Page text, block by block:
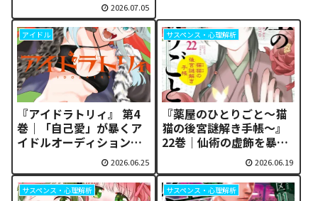
2026.07.05
アイドル
『アイドラトリィ』 第4
巻｜「自己愛」が暴くア
イドルオーディションの
闇と泥臭い勝利の解析 |
無料で読む方法
2026.06.25
サスペンス・心理解析
『薬屋のひとりごと～猫
猫の後宮謎解き手帳～』
22巻｜仙術の虚飾を暴
く、冷徹な化学眼。 | 無
料で読む方法
2026.06.19
サスペンス・心理解析 サスペンス・心理解析